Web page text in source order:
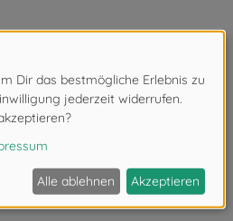
unter 14 Jahren geeignet.